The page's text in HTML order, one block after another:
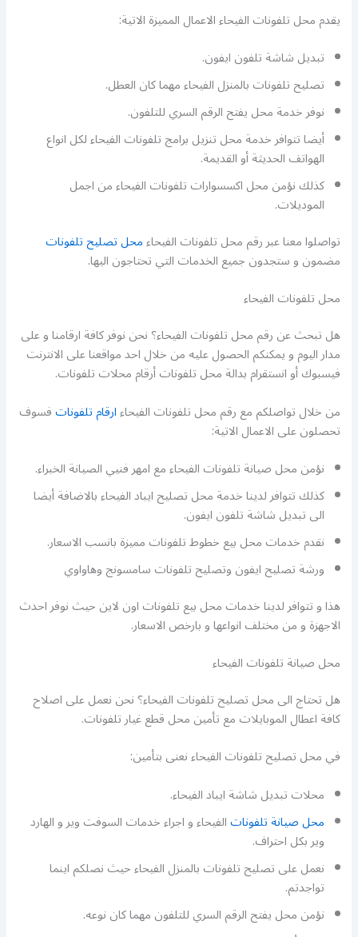
يقدم محل تلفونات الفيحاء الاعمال المميزة الاتية:
تبديل شاشة تلفون ايفون.
تصليح تلفونات بالمنزل الفيحاء مهما كان العطل.
نوفر خدمة محل يفتح الرقم السري للتلفون.
أيضا تتوافر خدمة محل تنزيل برامج تلفونات الفيحاء لكل انواع
الهواتف الحديثة أو القديمة.
كذلك نؤمن محل اكسسوارات تلفونات الفيحاء من اجمل
الموديلات.
تواصلوا معنا عبر رقم محل تلفونات الفيحاءمحل تصليح تلفونات
مضمون و ستجدون جميع الخدمات التي تحتاجون اليها.
محل تلفونات الفيحاء
هل تبحث عن رقم محل تلفونات الفيحاء؟ نحن نوفر كافة ارقامنا و على
مدار اليوم و يمكنكم الحصول عليه من خلال احد مواقعنا على الانترنت
فيسبوك أو انستقرام بدالة محل تلفونات أرقام محلات تلفونات.
من خلال تواصلكم مع رقم محل تلفونات الفيحاءارقام تلفوناتفسوف
تحصلون على الاعمال الاتية:
نؤمن محل صيانة تلفونات الفيحاء مع امهر فنيي الصيانة الخبراء.
كذلك تتوافر لدينا خدمة محل تصليح ايباد الفيحاء بالاضافة أيضا
الى تبديل شاشة تلفون ايفون.
نقدم خدمات محل بيع خطوط تلفونات مميزة بانسب الاسعار.
ورشة تصليح ايفون وتصليح تلفونات سامسونج وهاواوي
هذا و تتوافر لدينا خدمات محل بيع تلفونات اون لاين حيث نوفر احدث
الاجهزة و من مختلف انواعها و بارخص الاسعار.
محل صيانة تلفونات الفيحاء
هل تحتاج الى محل تصليح تلفونات الفيحاء؟ نحن نعمل على اصلاح
كافة اعطال الموبايلات مع تأمين محل قطع غيار تلفونات.
في محل تصليح تلفونات الفيحاء نعنى بتأمين:
محلات تبديل شاشة ايباد الفيحاء.
محل صيانة تلفوناتالفيحاء و اجراء خدمات السوفت وير و الهارد
وير بكل احتراف.
نعمل على تصليح تلفونات بالمنزل الفيحاء حيث نصلكم اينما
تواجدتم.
نؤمن محل يفتح الرقم السري للتلفون مهما كان نوعه.